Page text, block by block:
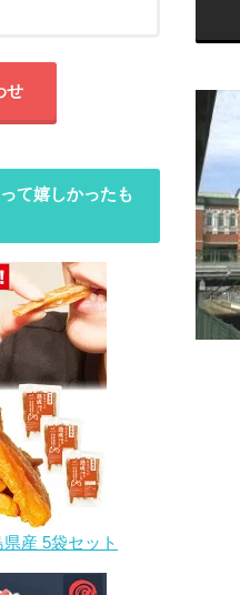
せ
て嬉しかったも
産 5袋セット